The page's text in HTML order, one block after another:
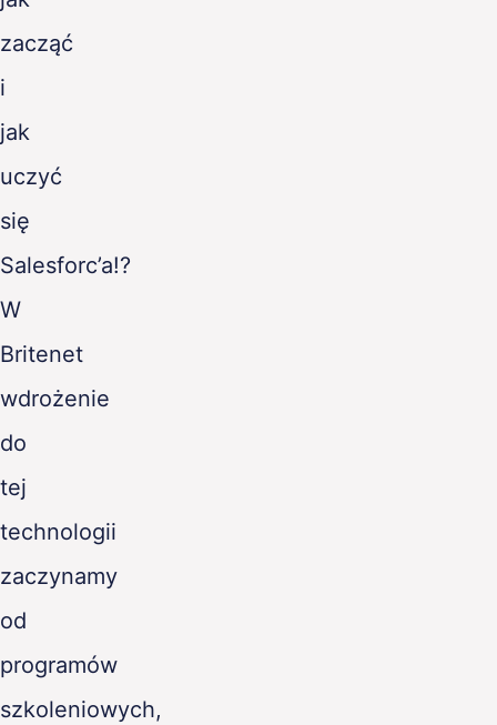
zacząć
i
jak
uczyć
się
Salesforc’a!?
W
Britenet
wdrożenie
do
tej
technologii
zaczynamy
od
programów
szkoleniowych,